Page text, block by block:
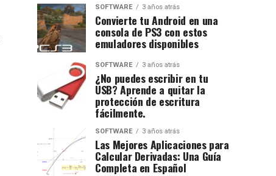
SOFTWARE 3 años atrás
Convierte tu Android en una
consola de PS3 con estos
emuladores disponibles
SOFTWARE 3 años atrás
¿No puedes escribir en tu
USB? Aprende a quitar la
protección de escritura
fácilmente.
SOFTWARE 3 años atrás
Las Mejores Aplicaciones para
Calcular Derivadas: Una Guía
Completa en Español